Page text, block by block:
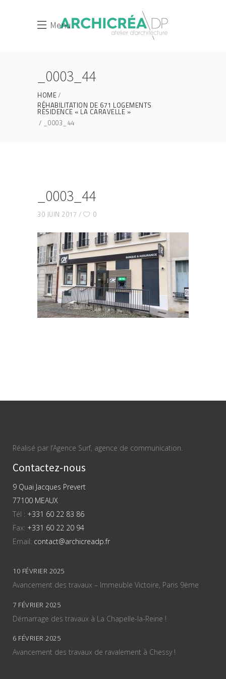
Menu
_0003_44
HOME
RÉHABILITATION DE 671 LOGEMENTS
RÉSIDENCE « LA CARAVELLE »
_0003_44
_0003_44
30 JUIN 2017 0
Réalisé par l’Agence Surf, agence de communication.
Contactez-nous
9 Quai Jacques Prevert
77100 MEAUX
Tél : +331 60 22 83 86
Fax: +331 60 22 20 94
Email: contact@archicreadp.fr
10 FÉVRIER 2025
Avancement des travaux – Immeuble Victoire, Paris 9ème
7 FÉVRIER 2025
Démarrage des travaux à La Chapelle-la-Reine !
6 FÉVRIER 2025
Avancement des travaux de ravalement à Chessy !